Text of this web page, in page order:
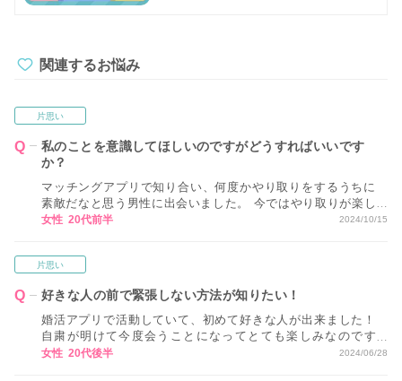
関連するお悩み
片思い
私のことを意識してほしいのですがどうすればいいです
か？
マッチングアプリで知り合い、何度かやり取りをするうちに
素敵だなと思う男性に出会いました。 今ではやり取りが楽し
みになってます。 でも関係が崩れるのがこわくて告白できま
女性 20代前半 2024/10/15
片思い
好きな人の前で緊張しない方法が知りたい！
婚活アプリで活動していて、初めて好きな人が出来ました！
自粛が明けて今度会うことになってとても楽しみなのです
が、いつも好きな人を目の前にした途端に緊張してしまい、
女性 20代後半 2024/06/28